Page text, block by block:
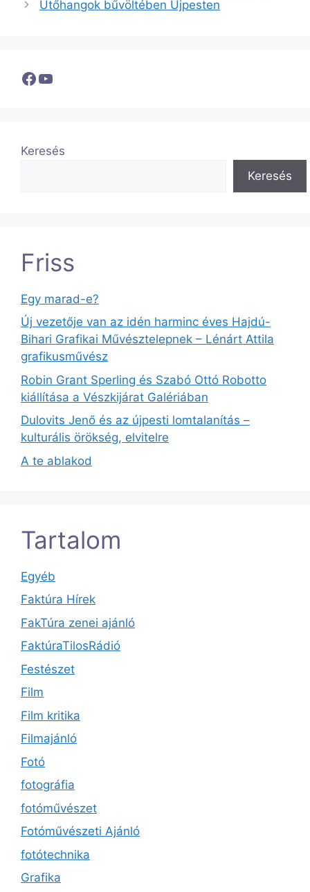
Ütőhangok bűvöltében Újpesten
Facebook
YouTube
Keresés
Keresés
Friss
Egy marad-e?
Új vezetője van az idén harminc éves Hajdú-
Bihari Grafikai Művésztelepnek – Lénárt Attila
grafikusművész
Robin Grant Sperling és Szabó Ottó Robotto
kiállítása a Vészkijárat Galériában
Dulovits Jenő és az újpesti lomtalanítás –
kulturális örökség, elvitelre
A te ablakod
Tartalom
Egyéb
Faktúra Hírek
FakTúra zenei ajánló
FaktúraTilosRádió
Festészet
Film
Film kritika
Filmajánló
Fotó
fotográfia
fotóművészet
Fotóművészeti Ajánló
fotótechnika
Grafika